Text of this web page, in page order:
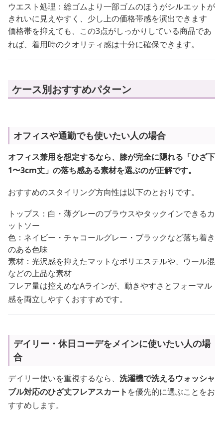
ウエスト処理：総ゴムより一部ゴムのほうがシルエットが
きれいに見えやすく、少し上の価格帯感を演出できます
価格帯を抑えても、この3点がしっかりしている商品であ
れば、着用時のクオリティ感は十分に確保できます。
ケース別おすすめパターン
オフィスや通勤でも使いたい人の場合
オフィス兼用を想定するなら、膝が完全に隠れる「ひざ下
1〜3cm丈」の落ち感ある素材を選ぶのが正解です。
おすすめのスタイリング方向性は以下のとおりです。
トップス：白・薄グレーのブラウスやタックインできるカ
ットソー
色：ネイビー・チャコールグレー・ブラックなど落ち着き
のある色味
素材：光沢感を抑えたマットなポリエステルや、ウール混
などの上品な素材
フレア量は控えめなAラインが、動きやすさとフォーマル
感を両立しやすくおすすめです。
デイリー・休日コーデをメインに使いたい人の場
合
デイリー使いを重視するなら、 洗濯機で洗えるウォッシャ
ブル対応のひざ丈フレアスカート を優先的に選ぶことをお
すすめします。